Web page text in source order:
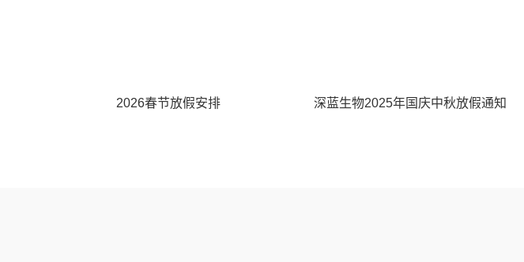
2026春节放假安排 深蓝生物2025年国庆中秋放假通知